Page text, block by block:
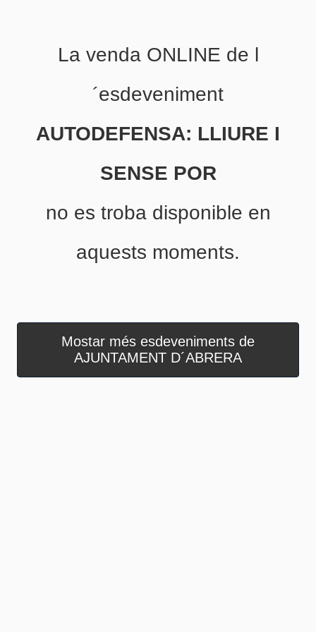
La venda ONLINE de l
´esdeveniment
AUTODEFENSA: LLIURE I
SENSE POR
no es troba disponible en
aquests moments.
Mostar més esdeveniments de
AJUNTAMENT D´ABRERA